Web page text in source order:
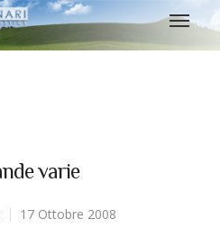
varie
17 Ottobre 2008